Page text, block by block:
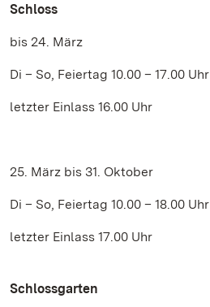
Schloss
bis 24. März
Di – So, Feiertag 10.00 – 17.00 Uhr
letzter Einlass 16.00 Uhr
25. März bis 31. Oktober
Di – So, Feiertag 10.00 – 18.00 Uhr
letzter Einlass 17.00 Uhr
Schlossgarten